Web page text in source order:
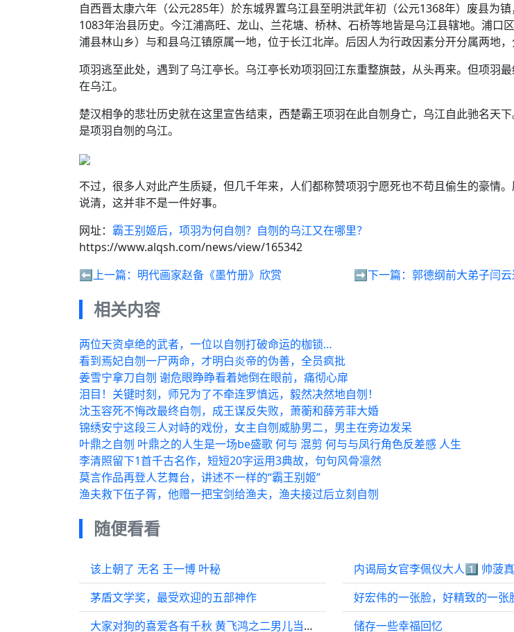
自西晋太康六年（公元285年）於东城界置乌江县至明洪武年初（公元1368年）废县为
1083年治县历史。今江浦高旺、龙山、兰花塘、桥林、石桥等地皆是乌江县辖地。浦口
浦县林山乡）与和县乌江镇原属一地，位于长江北岸。后因人为行政因素分开分属两地，
项羽逃至此处，遇到了乌江亭长。乌江亭长劝项羽回江东重整旗鼓，从头再来。但项羽
在乌江。
楚汉相争的悲壮历史就在这里宣告结束，西楚霸王项羽在此自刎身亡，乌江自此驰名天
是项羽自刎的乌江。
不过，很多人对此产生质疑，但几千年来，人们都称赞项羽宁愿死也不苟且偷生的豪情
说清，这并非不是一件好事。
网址： 霸王别姬后，项羽为何自刎？自刎的乌江又在哪里？
https://www.alqsh.com/news/view/165342
⬅️上一篇： 明代画家赵备《墨竹册》欣赏 ➡️下一篇： 郭德纲前大弟子闫
相关内容
两位天资卓绝的武者，一位以自刎打破命运的枷锁…
看到焉妃自刎一尸两命，才明白炎帝的伪善，全员疯批
姜雪宁拿刀自刎 谢危眼睁睁看着她倒在眼前，痛彻心扉
泪目！关键时刻，师兄为了不牵连罗慎远，毅然决然地自刎！
沈玉容死不悔改最终自刎，成王谋反失败，萧蘅和薛芳菲大婚
锦绣安宁这段三人对峙的戏份，女主自刎威胁男二，男主在旁边发呆
叶鼎之自刎 叶鼎之的人生是一场be盛歌 何与 混剪 何与与凤行角色反差感 人生
李清照留下1首千古名作，短短20字运用3典故，句句风骨凛然
莫言作品再登人艺舞台，讲述不一样的“霸王别姬”
渔夫救下伍子胥，他赠一把宝剑给渔夫，渔夫接过后立刻自刎
随便看看
该上朝了 无名 王一博 叶秘
茅盾文学奖，最受欢迎的五部神作
大家对狗的喜爱各有千秋 黄飞鸿之二男儿当自强
好宏伟的一张脸，好精致的一张
储存一些幸福回忆